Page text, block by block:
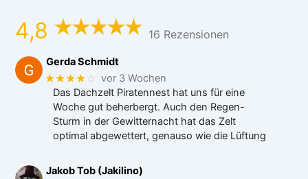
4,8 16 Rezensionen
Gerda Schmidt
★★★★☆ vor 3 Wochen
Das Dachzelt Piratennest hat uns für eine
Woche gut beherbergt. Auch den Regen-
Sturm in der Gewitternacht hat das Zelt
optimal abgewettert, genauso wie die Lüftung
Jakob Tob (Jakilino)